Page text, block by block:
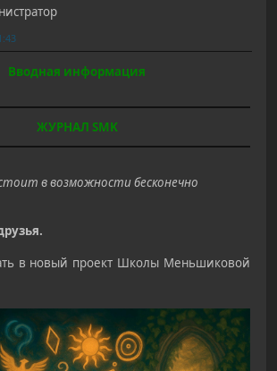
Вводная информация
ЖУРНАЛ SMK
в возможности бесконечно
в новый проект Школы Меньшиковой